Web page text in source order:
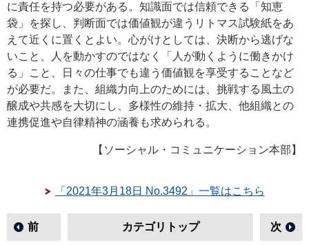
に責任を持つ必要がある。知識面では信頼できる「知恵
袋」を探し、判断面では価値観が違うリトマス試験紙をあ
えて近くに置くとよい。心がけとしては、決断から逃げな
いこと、人を動かすのではなく「人が動くように働きかけ
る」こと、日々の仕事でも違う価値観を享受することなど
が必要だ。また、組織力向上のためには、挑戦する風土の
醸成や共感を大切にし、多様性の維持・拡大、他組織との
連携促進や自律精神の涵養も求められる。
【ソーシャル・コミュニケーション本部】
「2021年3月18日 No.3492」一覧はこちら
前 カテゴリトップ 次